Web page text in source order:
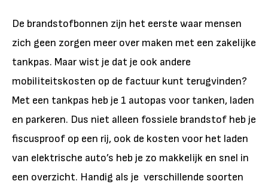
De brandstofbonnen zijn het eerste waar mensen
zich geen zorgen meer over maken met een zakelijke
tankpas. Maar wist je dat je ook andere
mobiliteitskosten op de factuur kunt terugvinden?
Met een tankpas heb je 1 autopas voor tanken, laden
en parkeren. Dus niet alleen fossiele brandstof heb je
fiscusproof op een rij, ook de kosten voor het laden
van elektrische auto’s heb je zo makkelijk en snel in
een overzicht. Handig als je verschillende soorten